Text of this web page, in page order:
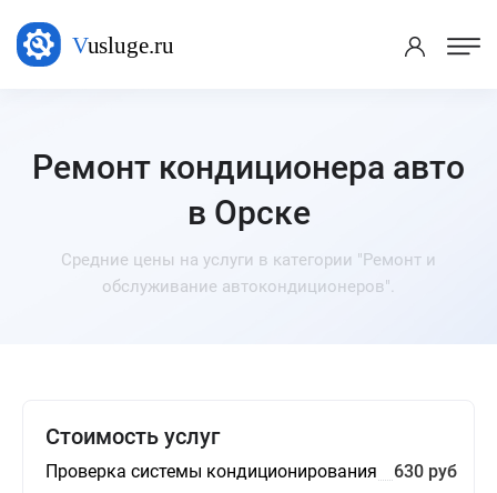
Ремонт кондиционера авто
в Орске
Средние цены на услуги в категории "Ремонт и
обслуживание автокондиционеров".
Стоимость услуг
Проверка системы кондиционирования
630 руб